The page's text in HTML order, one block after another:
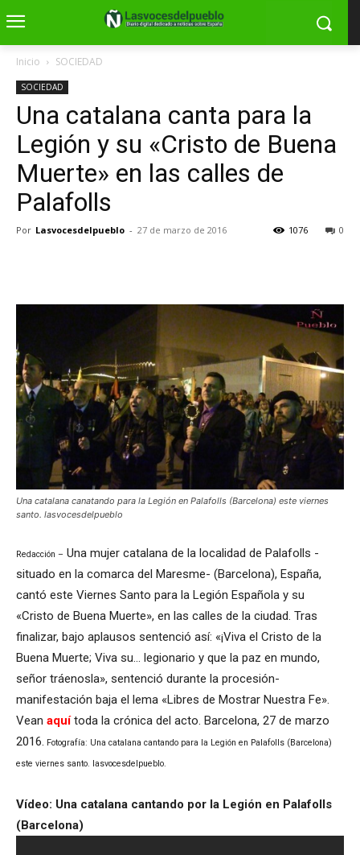
Inicio SOCIEDAD
SOCIEDAD
Una catalana canta para la
Legión y su «Cristo de Buena
Muerte» en las calles de
Palafolls
Por Lasvocesdelpueblo - 27 de marzo de 2016 0
1076
Una catalana canatando para la Legión en Palafolls (Barcelona) este viernes
santo. lasvocesdelpueblo
Redacción – Una mujer catalana de la localidad de Palafolls -
situado en la comarca del Maresme- (Barcelona), España,
cantó este Viernes Santo para la Legión Española y su
«Cristo de Buena Muerte», en las calles de la ciudad. Tras
finalizar, bajo aplausos sentenció así: «¡Viva el Cristo de la
Buena Muerte; Viva su… legionario y que la paz en mundo,
señor tráenosla», sentenció durante la procesión-
manifestación baja el lema «Libres de Mostrar Nuestra Fe».
Vean aquítoda la crónica del acto. Barcelona, 27 de marzo
2016. Fotografía: Una catalana cantando para la Legión en Palafolls (Barcelona)
este viernes santo. lasvocesdelpueblo.
Vídeo: Una catalana cantando por la Legión en Palafolls
(Barcelona)